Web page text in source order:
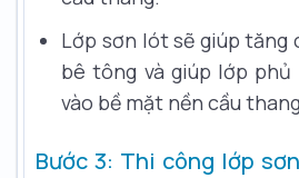
Lớp sơn lót sẽ giúp tăng
bê tông và giúp lớp
vào bề mặt nền cầu
Bước 3: Thi công lớp